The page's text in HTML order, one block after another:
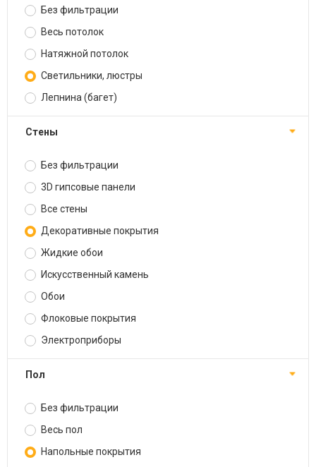
Без фильтрации
Весь потолок
Натяжной потолок
Светильники, люстры
Лепнина (багет)
Стены
Без фильтрации
3D гипсовые панели
Все стены
Декоративные покрытия
Жидкие обои
Искусственный камень
Обои
Флоковые покрытия
Электроприборы
Пол
Без фильтрации
Весь пол
Напольные покрытия